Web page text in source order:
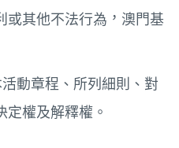
或其他不法行為，澳門基
動章程、所列細則、對
定權及解釋權。